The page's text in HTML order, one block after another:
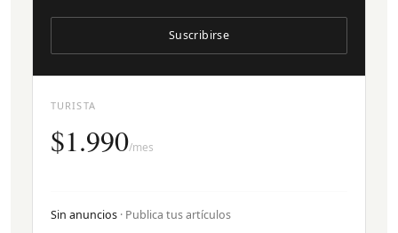
TURISTA
$1.990/mes
Sin anuncios · Publica tus artículos
Suscribirse